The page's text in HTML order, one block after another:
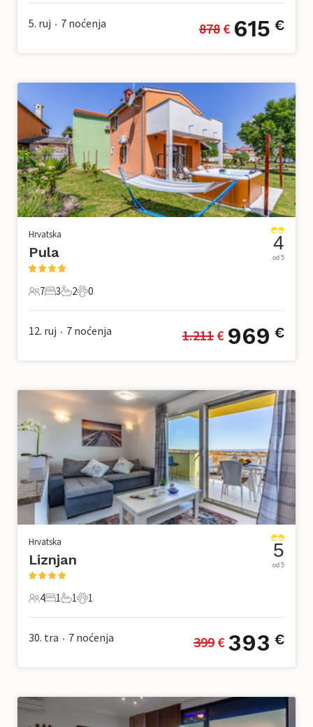
5. ruj • 7 noćenja 878 € 615 €
Hrvatska
Pula
7 Gosti
7
3 Spavaće sobe
3
2 Kupaonice
2
0 Kućni ljubimac
0
4
od 5
12. ruj • 7 noćenja 1.211 € 969 €
Hrvatska
Liznjan
4 Gosti
4
1 Spavaća soba
1
1 Kupaonica
1
1 Kućni ljubimac
1
5
od 5
30. tra • 7 noćenja 399 € 393 €